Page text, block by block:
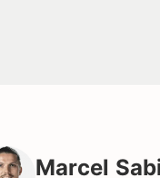
Marcel